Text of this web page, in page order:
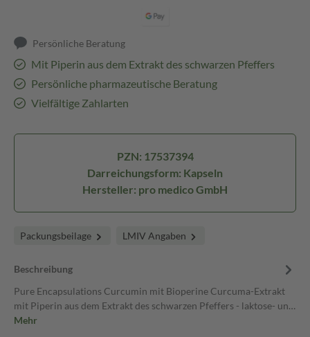
Persönliche Beratung
Mit Piperin aus dem Extrakt des schwarzen Pfeffers
Persönliche pharmazeutische Beratung
Vielfältige Zahlarten
PZN: 17537394
Darreichungsform: Kapseln
Hersteller: pro medico GmbH
Packungsbeilage LMIV Angaben
Beschreibung
Pure Encapsulations Curcumin mit Bioperine Curcuma-Extrakt
mit Piperin aus dem Extrakt des schwarzen Pfeffers - laktose- un…
Mehr